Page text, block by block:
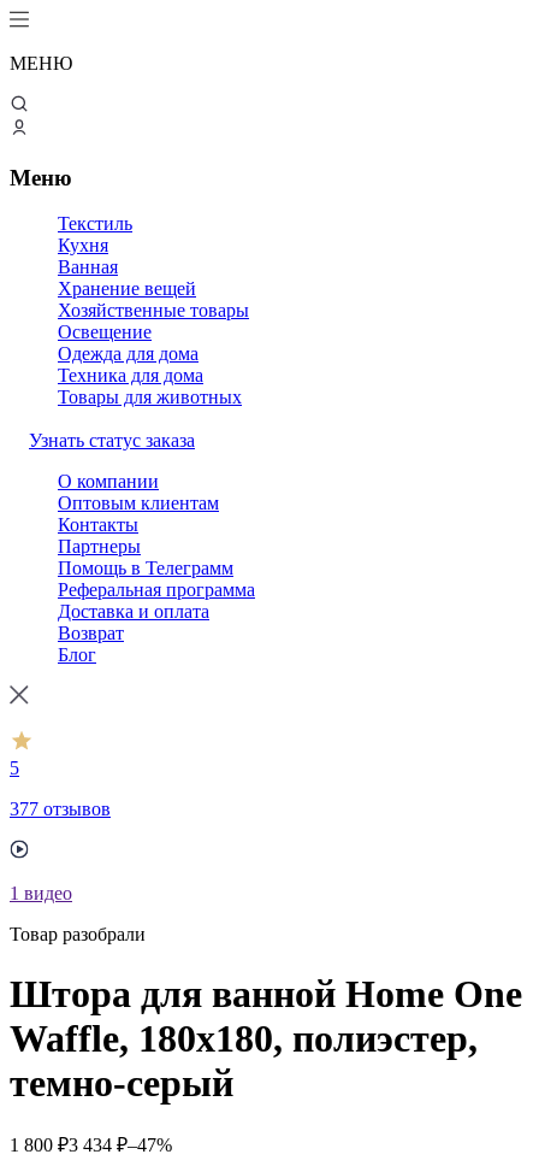
МЕНЮ
Меню
Текстиль
Кухня
Ванная
Хранение вещей
Хозяйственные товары
Освещение
Одежда для дома
Техника для дома
Товары для животных
Узнать статус заказа
О компании
Оптовым клиентам
Контакты
Партнеры
Помощь в Телеграмм
Реферальная программа
Доставка и оплата
Возврат
Блог
5
377 отзывов
1 видео
Товар разобрали
Штора для ванной Home One
Waffle, 180х180, полиэстер,
темно-серый
1 800 ₽3 434 ₽–47%